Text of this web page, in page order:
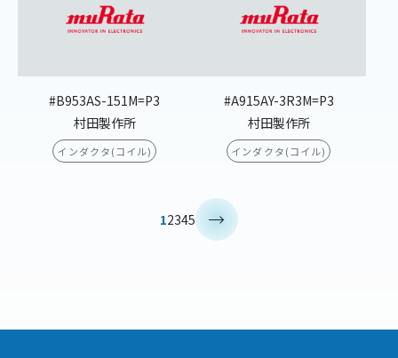
#B953AS-151M=P3
村田製作所
インダクタ(コイル)
#A915AY-3R3M=P3
村田製作所
インダクタ(コイル)
12345